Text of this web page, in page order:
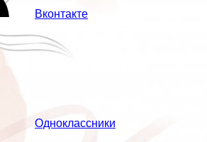
Вконтакте
Одноклассники